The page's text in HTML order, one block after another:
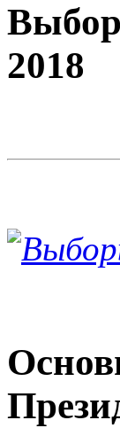
2018